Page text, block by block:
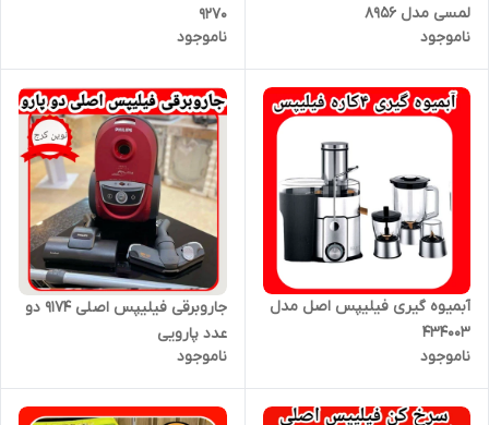
لمسی مدل ۸۹۵۶
ناموجود
۹۲۷۰
ناموجود
آبمیوه گیری فیلیپس اصل مدل
۴۳۴۰۰۳
ناموجود
جاروبرقی فیلیپس اصلی ۹۱۷۴ دو
عدد پارویی
ناموجود